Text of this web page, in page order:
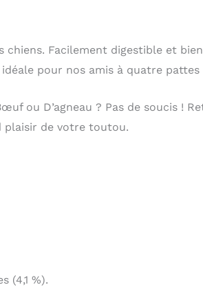
chiens. Facilement digestible et
pour nos amis à quatre pattes
ou D’agneau ? Pas de soucis !
plaisir de votre toutou.
(4,1 %).